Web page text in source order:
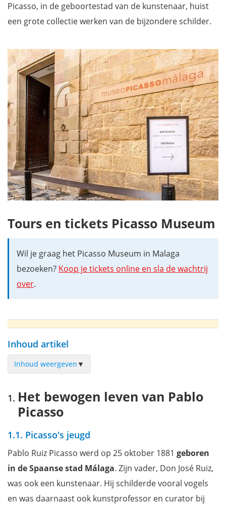
Picasso, in de geboortestad van de kunstenaar, huist
een grote collectie werken van de bijzondere schilder.
Tours en tickets Picasso Museum
Wil je graag het Picasso Museum in Malaga
bezoeken? Koop je tickets online en sla de wachtrij
over.
Inhoud artikel
Inhoud weergeven ▼
Het Picasso Museum
Openingstijden van het Picasso Museum
Tickets om het Picasso Museum te bezoeken
Hoe bereik ik het Picasso Museum?
Praktische info voor je bezoek
Het bewogen leven van Pablo
Picasso
1.1. Picasso's jeugd
Pablo Ruiz Picasso werd op 25 oktober 1881 geboren
in de Spaanse stad Málaga. Zijn vader, Don José Ruiz,
was ook een kunstenaar. Hij schilderde vooral vogels
en was daarnaast ook kunstprofessor en curator bij